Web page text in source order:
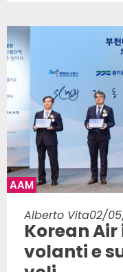
AAM
Alberto Vita02/
Korean
volanti e